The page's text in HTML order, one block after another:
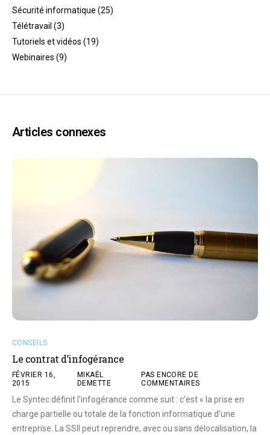
Sécurité informatique (25)
Télétravail (3)
Tutoriels et vidéos (19)
Webinaires (9)
Articles connexes
CONSEILS
Le contrat d’infogérance
FÉVRIER 16,
2015
MIKAËL
DEMETTE
PAS ENCORE DE
COMMENTAIRES
Le Syntec définit l’infogérance comme suit : c’est « la prise en
charge partielle ou totale de la fonction informatique d’une
entreprise. La SSII peut reprendre, avec ou sans délocalisation, la